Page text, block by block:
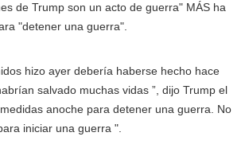
de Trump son un acto de guerra" MÁS ha
"detener una guerra".
hizo ayer debería haberse hecho hace
salvado muchas vidas ”, dijo Trump el
anoche para detener una guerra. No
iniciar una guerra ".